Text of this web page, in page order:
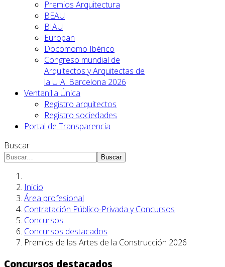
Premios Arquitectura
BEAU
BIAU
Europan
Docomomo Ibérico
Congreso mundial de
Arquitectos y Arquitectas de
la UIA. Barcelona 2026
Ventanilla Única
Registro arquitectos
Registro sociedades
Portal de Transparencia
Buscar
Buscar
Inicio
Área profesional
Contratación Público-Privada y Concursos
Concursos
Concursos destacados
Premios de las Artes de la Construcción 2026
Concursos destacados